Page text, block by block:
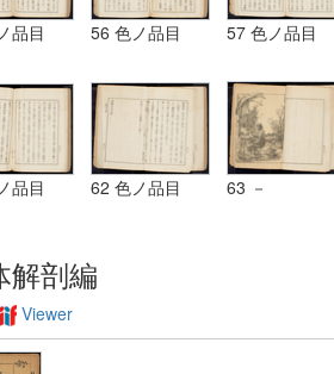
品目 56 色ノ品目 57 色ノ品目
品目 62 色ノ品目 63 －
解剖編
Viewer